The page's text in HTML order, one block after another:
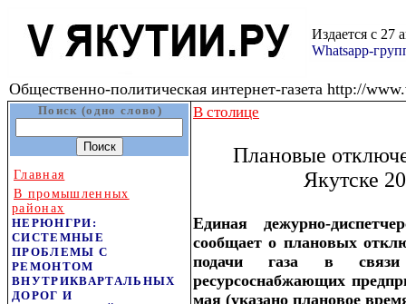
Издается с 27
Whatsapp-
Общественно-политическая интернет-газета http://
Поиск (одно слово)
Главная
В промышленных
районах
НЕРЮНГРИ:
СИСТЕМНЫЕ
ПРОБЛЕМЫ С
РЕМОНТОМ
ВНУТРИКВАРТАЛЬНЫХ
ДОРОГ И
В столице
Плановые
Якутске
Единая дежурно-
сообщает о плановых
подачи газа в
ресурсоснабжающих
мая (указано плановое